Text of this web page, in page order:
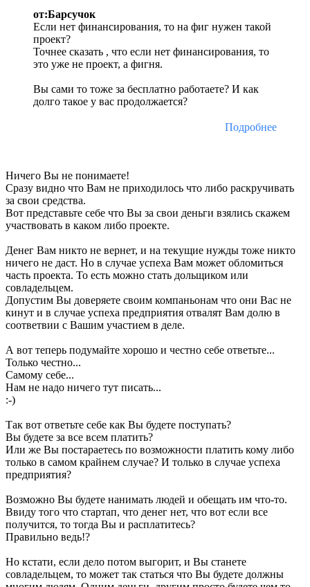
от:Барсучок
Если нет финансирования, то на фиг нужен такой
проект?
Точнее сказать , что если нет финансирования, то
это уже не проект, а фигня.
Вы сами то тоже за бесплатно работаете? И как
долго такое у вас продолжается?
Подробнее
Ничего Вы не понимаете!
Сразу видно что Вам не приходилось что либо раскручивать
за свои средства.
Вот представьте себе что Вы за свои деньги взялись скажем
участвовать в каком либо проекте.
Денег Вам никто не вернет, и на текущие нужды тоже никто
ничего не даст. Но в случае успеха Вам может обломиться
часть проекта. То есть можно стать дольщиком или
совладельцем.
Допустим Вы доверяете своим компаньонам что они Вас не
кинут и в случае успеха предприятия отвалят Вам долю в
соответвии с Вашим участием в деле.
А вот теперь подумайте хорошо и честно себе ответьте...
Только честно...
Самому себе...
Нам не надо ничего тут писать...
:-)
Так вот ответьте себе как Вы будете поступать?
Вы будете за все всем платить?
Или же Вы постараетесь по возможности платить кому либо
только в самом крайнем случае? И только в случае успеха
предприятия?
Возможно Вы будете нанимать людей и обещать им что-то.
Ввиду того что стартап, что денег нет, что вот если все
получится, то тогда Вы и расплатитесь?
Правильно ведь!?
Но кстати, если дело потом выгорит, и Вы станете
совладельцем, то может так статься что Вы будете должны